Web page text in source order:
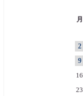
月
2
9
16
23